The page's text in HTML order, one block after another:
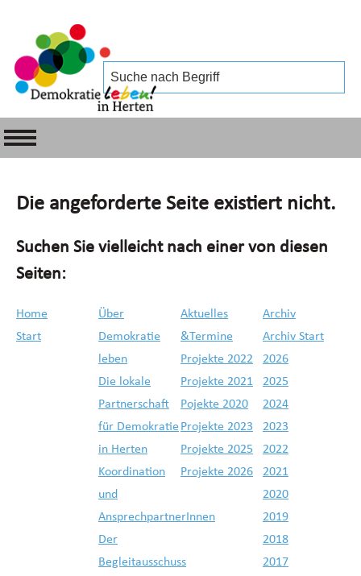
Die angeforderte Seite existiert nicht.
Suchen Sie vielleicht nach einer von diesen
Seiten:
Home
Start
Über
Demokratie
leben
Die lokale
Partnerschaft
für Demokratie
in Herten
Koordination
und
AnsprechpartnerInnen
Der
Begleitausschuss
Aktuelles
&Termine
Projekte 2022
Projekte 2021
Pojekte 2020
Projekte 2023
Projekte 2025
Projekte 2026
Archiv
Archiv Start
2026
2025
2024
2023
2022
2021
2020
2019
2018
2017